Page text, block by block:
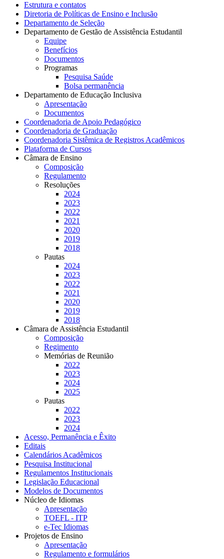
Estrutura e contatos
Diretoria de Políticas de Ensino e Inclusão
Departamento de Seleção
Departamento de Gestão de Assistência Estudantil
Equipe
Benefícios
Documentos
Programas
Pesquisa Saúde
Bolsa permanência
Departamento de Educação Inclusiva
Apresentação
Documentos
Coordenadoria de Apoio Pedagógico
Coordenadoria de Graduação
Coordenadoria Sistêmica de Registros Acadêmicos
Plataforma de Cursos
Câmara de Ensino
Composição
Regulamento
Resoluções
2024
2023
2022
2021
2020
2019
2018
Pautas
2024
2023
2022
2021
2020
2019
2018
Câmara de Assistência Estudantil
Composição
Regimento
Memórias de Reunião
2022
2023
2024
2025
Pautas
2022
2023
2024
Acesso, Permanência e Êxito
Editais
Calendários Acadêmicos
Pesquisa Institucional
Regulamentos Institucionais
Legislação Educacional
Modelos de Documentos
Núcleo de Idiomas
Apresentação
TOEFL - ITP
e-Tec Idiomas
Projetos de Ensino
Apresentação
Regulamento e formulários